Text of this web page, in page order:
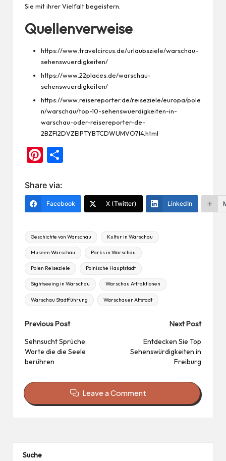
Sie mit ihrer Vielfalt begeistern.
Quellenverweise
https://www.travelcircus.de/urlaubsziele/warschau-
sehenswuerdigkeiten/
https://www.22places.de/warschau-
sehenswuerdigkeiten/
https://www.reisereporter.de/reiseziele/europa/pole
n/warschau/top-10-sehenswuerdigkeiten-in-
warschau-oder-reisereporter-de-
2BZFI2DVZEIPTYBTCDWUMVO7I4.html
Pi
er
es
Share via:
Facebook X (Twitter) LinkedIn
Tags:
Geschichte von Warschau Kultur in Warschau
Museen Warschau Parks in Warschau
Polen Reiseziele Polnische Hauptstadt
Sightseeing in Warschau Warschau Attraktionen
Warschau Stadtführung Warschauer Altstadt
Post
navigation
Previous Post
Sehnsucht Sprüche:
Worte die die Seele
berühren
Next Post
Entdecken Sie Top
Sehenswürdigkeiten in
Freiburg
Leave a Comment
Suche